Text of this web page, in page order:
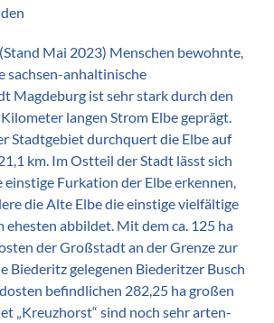
Mai 2023) Menschen bewohnte,
sachsen-anhaltinische
Magdeburg ist sehr stark durch den
langen Strom Elbe geprägt.
Stadtgebiet durchquert die Elbe auf
km. Im Ostteil der Stadt lässt sich
Furkation der Elbe erkennen,
die Alte Elbe die einstige vielfältige
ehesten abbildet. Mit dem ca. 125 ha
der Großstadt an der Grenze zur
Biederitz gelegenen Biederitzer Busch
befindlichen 282,25 ha großen
„Kreuzhorst“ sind noch sehr arten-